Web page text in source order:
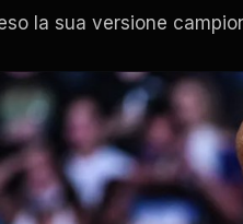
la sua versione